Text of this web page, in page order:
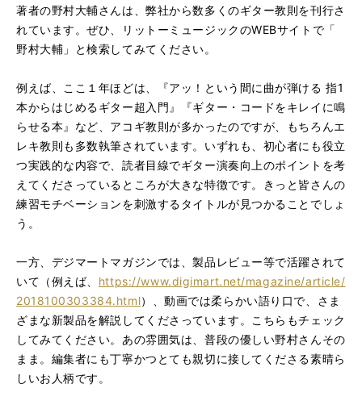
著者の野村大輔さんは、弊社から数多くのギター教則を刊行さ
れています。ぜひ、リットーミュージックのWEBサイトで「
野村大輔」と検索してみてください。
例えば、ここ１年ほどは、『アッ！という間に曲が弾ける 指1
本からはじめるギター超入門』『ギター・コードをキレイに鳴
らせる本』など、アコギ教則が多かったのですが、もちろんエ
レキ教則も多数執筆されています。いずれも、初心者にも役立
つ実践的な内容で、読者目線でギター演奏向上のポイントを考
えてくださっているところが大きな特徴です。きっと皆さんの
練習モチベーショ ンを刺激するタイトルが見つかることでしょ
う。
一方、デジマートマガジンでは、製品レビュー等で活躍されて
いて（例えば、 https://www.digimart.net/magazine/article/
2018100303384.html）、動画では柔らかい語り 口で、さま
ざまな新製品を解説してくださっています。こちらもチ ェック
してみてください。あの雰囲気は、普段の優しい野村さんその
まま。編集者にも丁寧かつとても親切に接してくださる素晴ら
し いお人柄です。